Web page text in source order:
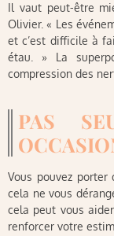
Il vaut peut-être
Olivier. « Les
et c’est difficile à
étau. » La
compression des
PAS
Vous pouvez
cela ne vous
cela peut vous
renforcer votre